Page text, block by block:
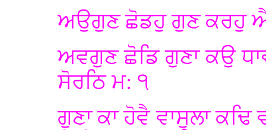
ਅਉਗੁਣ ਛੋਡਹੁ ਗੁਣ ਕਰਹੁ
ਅਵਗੁਣ ਛੋਡਿ ਗੁਣਾ ਕਉ
ਸੋਰਠਿ ਮ: ੧
ਗੁਣਾ ਕਾ ਹੋਵੈ ਵਾਸੁਲਾ